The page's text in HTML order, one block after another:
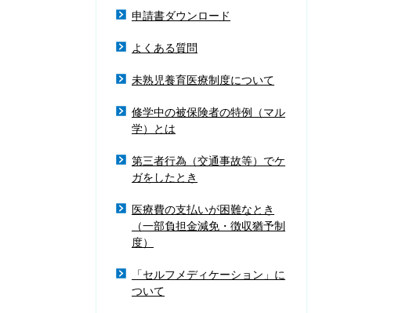
申請書ダウンロード
よくある質問
未熟児養育医療制度について
修学中の被保険者の特例（マル
学）とは
第三者行為（交通事故等）でケ
ガをしたとき
医療費の支払いが困難なとき
（一部負担金減免・徴収猶予制
度）
「セルフメディケーション」に
ついて